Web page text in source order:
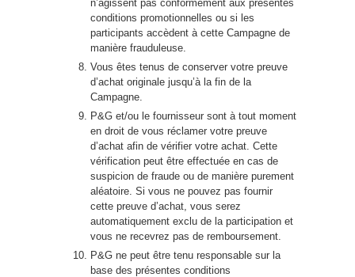
n’agissent pas conformément aux présentes
conditions promotionnelles ou si les
participants accèdent à cette Campagne de
manière frauduleuse.
Vous êtes tenus de conserver votre preuve
d’achat originale jusqu’à la fin de la
Campagne.
P&G et/ou le fournisseur sont à tout moment
en droit de vous réclamer votre preuve
d’achat afin de vérifier votre achat. Cette
vérification peut être effectuée en cas de
suspicion de fraude ou de manière purement
aléatoire. Si vous ne pouvez pas fournir
cette preuve d’achat, vous serez
automatiquement exclu de la participation et
vous ne recevrez pas de remboursement.
P&G ne peut être tenu responsable sur la
base des présentes conditions